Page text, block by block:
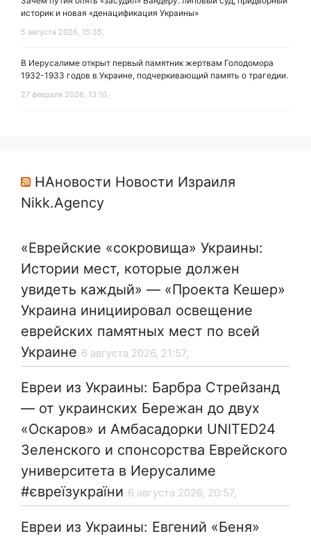
историк и новая «денацификация Украины»
5 августа 2026, 15:35,
В Иерусалиме открыт первый памятник жертвам Голодомора
1932-1933 годов в Украине, подчеркивающий память о трагедии.
27 февраля 2026, 13:10,
НАновости Новости Израиля
Nikk.Agency
«Еврейские «сокровища» Украины:
Истории мест, которые должен
увидеть каждый» — «Проекта Кешер»
Украина инициировал освещение
еврейских памятных мест по всей
Украине 6 августа 2026, 21:57,
Евреи из Украины: Барбра Стрейзанд
— от украинских Бережан до двух
«Оскаров» и Амбасадорки UNITED24
Зеленского и спонсорства Еврейского
университета в Иерусалиме
#євреїзукраїни 6 августа 2026, 20:57,
Евреи из Украины: Евгений «Беня»